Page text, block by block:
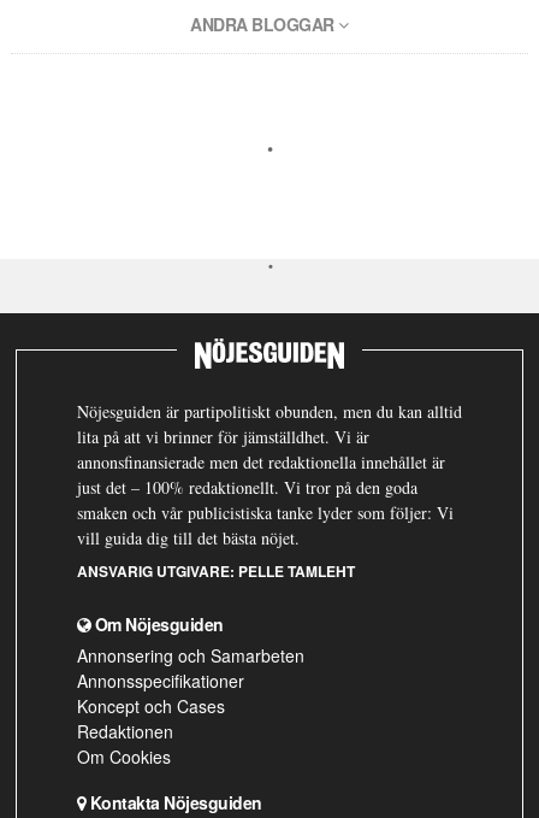
ANDRA BLOGGAR
Nöjesguiden är partipolitiskt obunden, men du kan alltid
lita på att vi brinner för jämställdhet. Vi är
annonsfinansierade men det redaktionella innehållet är
just det – 100% redaktionellt. Vi tror på den goda
smaken och vår publicistiska tanke lyder som följer: Vi
vill guida dig till det bästa nöjet.
ANSVARIG UTGIVARE: PELLE TAMLEHT
Om Nöjesguiden
Annonsering och Samarbeten
Annonsspecifikationer
Koncept och Cases
Redaktionen
Om Cookies
Kontakta Nöjesguiden